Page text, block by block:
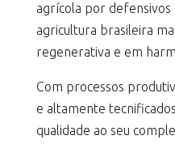
agrícola por defensivos
agricultura brasileira
regenerativa e em
Com processos
e altamente
qualidade ao seu